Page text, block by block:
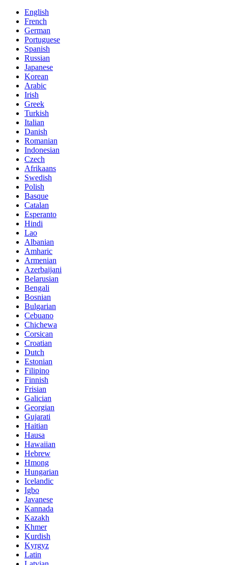
English
French
German
Portuguese
Spanish
Russian
Japanese
Korean
Arabic
Irish
Greek
Turkish
Italian
Danish
Romanian
Indonesian
Czech
Afrikaans
Swedish
Polish
Basque
Catalan
Esperanto
Hindi
Lao
Albanian
Amharic
Armenian
Azerbaijani
Belarusian
Bengali
Bosnian
Bulgarian
Cebuano
Chichewa
Corsican
Croatian
Dutch
Estonian
Filipino
Finnish
Frisian
Galician
Georgian
Gujarati
Haitian
Hausa
Hawaiian
Hebrew
Hmong
Hungarian
Icelandic
Igbo
Javanese
Kannada
Kazakh
Khmer
Kurdish
Kyrgyz
Latin